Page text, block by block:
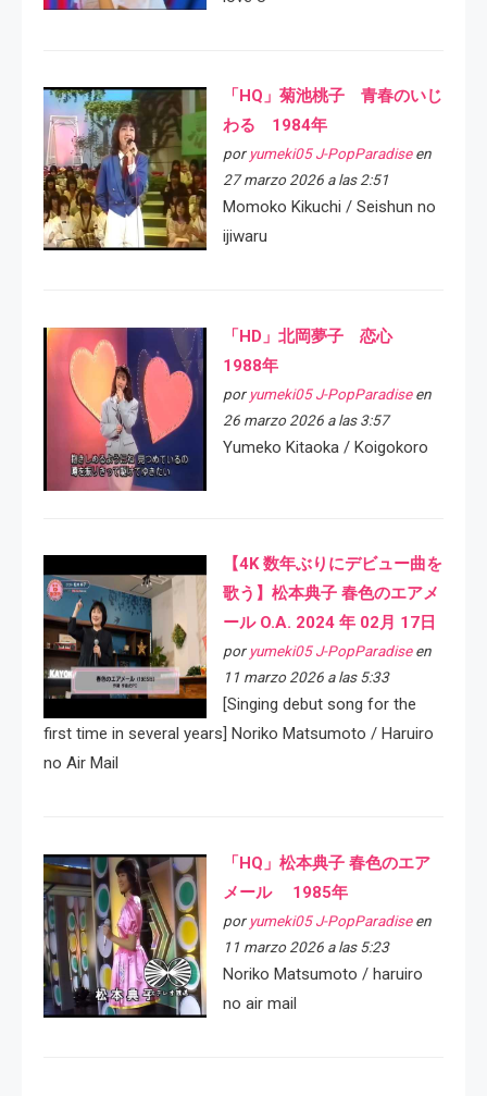
「HQ」菊池桃子 青春のいじ
わる 1984年
por yumeki05 J-PopParadiseen
27 marzo 2026 a las 2:51
Momoko Kikuchi / Seishun no
ijiwaru
「HD」北岡夢子 恋心
1988年
por yumeki05 J-PopParadiseen
26 marzo 2026 a las 3:57
Yumeko Kitaoka / Koigokoro
【4K 数年ぶりにデビュー曲を
歌う】松本典子 春色のエアメ
ール O.A. 2024 年 02月 17日
por yumeki05 J-PopParadiseen
11 marzo 2026 a las 5:33
[Singing debut song for the
first time in several years] Noriko Matsumoto / Haruiro
no Air Mail
「HQ」松本典子 春色のエア
メール 1985年
por yumeki05 J-PopParadiseen
11 marzo 2026 a las 5:23
Noriko Matsumoto / haruiro
no air mail